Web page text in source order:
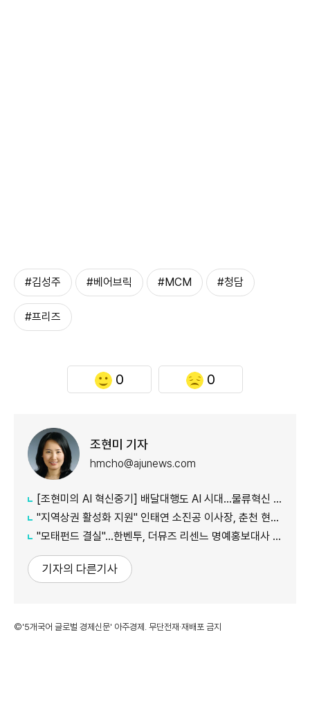
#김성주 #베어브릭 #MCM #청담
#프리즈
0 0
조현미 기자
hmcho@ajunews.com
[조현미의 AI 혁신중기] 배달대행도 AI 시대…물류혁신 선도하는 부릉
"지역상권 활성화 지원" 인태연 소진공 이사장, 춘천 현장방문
"모태펀드 결실"…한벤투, 더뮤즈 리센느 명예홍보대사 임명
기자의 다른기사
©'5개국어 글로벌 경제신문' 아주경제. 무단전재·재배포 금지